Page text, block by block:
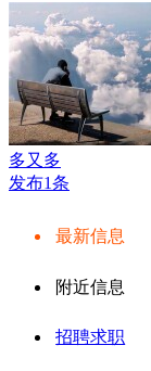
多又多
发布1条
最新信息
附近信息
招聘求职